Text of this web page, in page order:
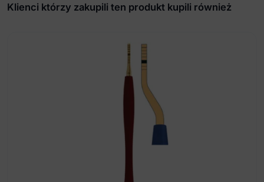
Klienci którzy zakupili ten produkt kupili również